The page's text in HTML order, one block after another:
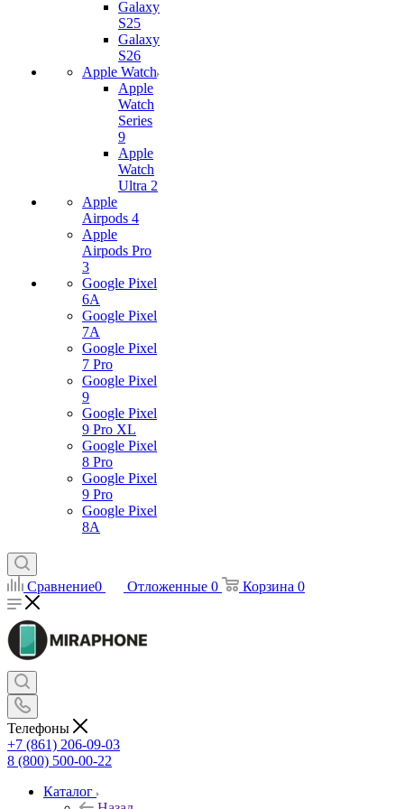
Galaxy
S25
Galaxy
S26
Apple Watch
Apple
Watch
Series
9
Apple
Watch
Ultra 2
Apple
Airpods 4
Apple
Airpods Pro
3
Google Pixel
6A
Google Pixel
7А
Google Pixel
7 Pro
Google Pixel
9
Google Pixel
9 Pro XL
Google Pixel
8 Pro
Google Pixel
9 Pro
Google Pixel
8A
Сравнение0 Отложенные 0 Корзина 0
Телефоны
+7 (861) 206-09-03
8 (800) 500-00-22
Каталог